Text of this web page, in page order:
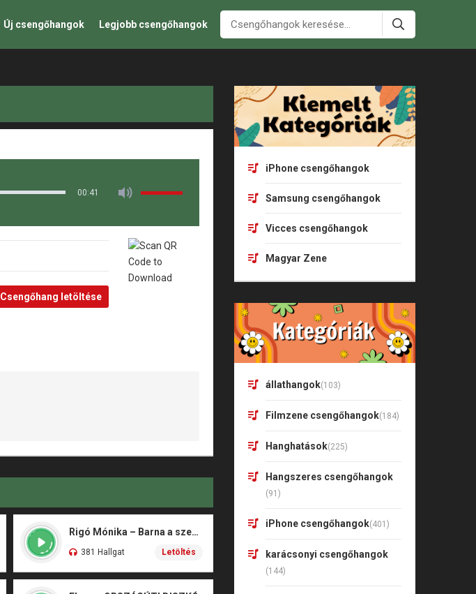
Új csengőhangok Legjobb csengőhangok
00:41
Csengőhang letöltése
Rigó Mónika – Barna a szeme
381 Hallgat Letöltés
iPhone csengőhangok
Samsung csengőhangok
Vicces csengőhangok
Magyar Zene
állathangok(103)
Filmzene csengőhangok(184)
Hanghatások(225)
Hangszeres csengőhangok
(91)
iPhone csengőhangok(401)
karácsonyi csengőhangok
(144)